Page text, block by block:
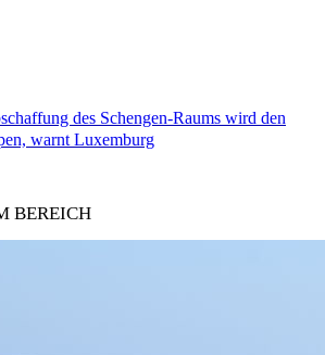
des Schengen-Raums wird den
warnt Luxemburg
BEREICH